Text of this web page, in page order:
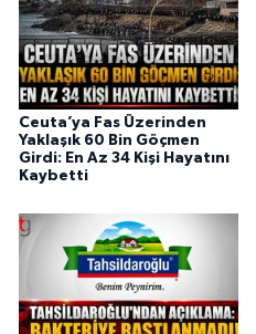
Ceuta’ya Fas Üzerinden
Yaklaşık 60 Bin Göçmen
Girdi: En Az 34 Kişi Hayatını
Kaybetti